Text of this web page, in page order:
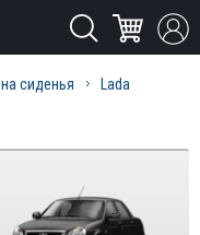
сиденья Lada